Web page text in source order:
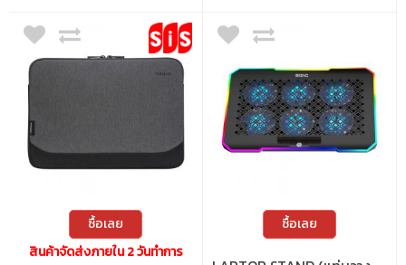
ซื้อเลย
สินค้าจัดส่งภายใน 2 วันทำการ
ซื้อเลย